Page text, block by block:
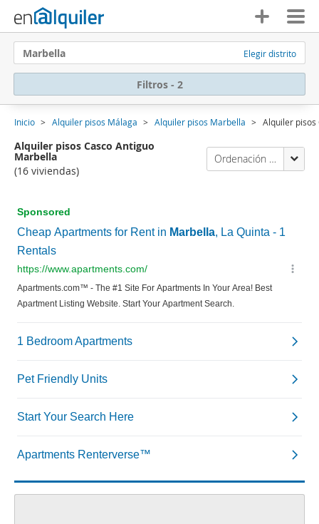
Marbella Elegir distrito
Filtros - 2
Inicio Alquiler pisos Málaga Alquiler pisos Marbella Alquiler
Alquiler pisos Casco Antiguo
Marbella
(16 viviendas)
Ordenación Enalquiler